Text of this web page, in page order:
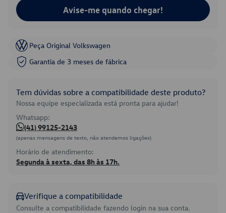
Avise-me quando chegar!
Peça Original Volkswagen
Garantia de 3 meses de fábrica
Tem dúvidas sobre a compatibilidade deste produto?
Nossa equipe especializada está pronta para ajudar!
Whatsapp:
(41) 99125-2143
(apenas mensagens de texto, não atendemos ligações)
Horário de atendimento:
Segunda à sexta, das 8h às 17h.
Verifique a compatibilidade
Consulte a compatibilidade fazendo login na sua conta.